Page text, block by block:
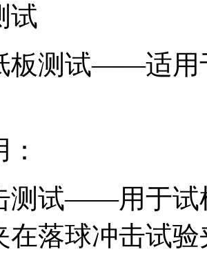
试
板测试——适用
测试——用于试
在落球冲击试